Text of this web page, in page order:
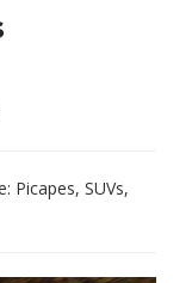
Picapes, SUVs,